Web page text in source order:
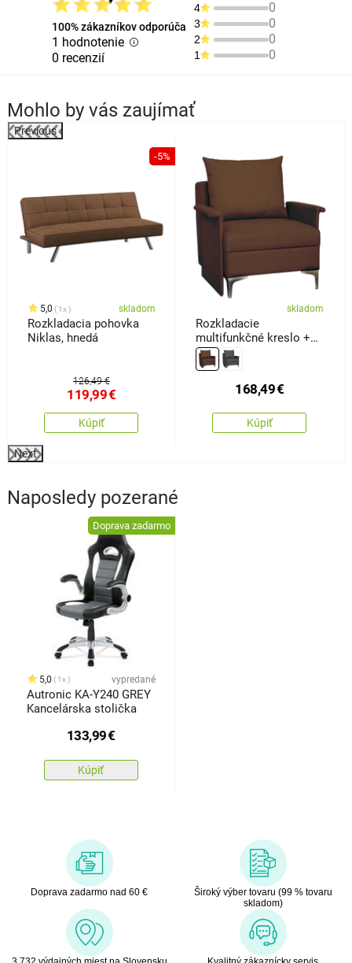
100% zákazníkov odporúča
1 hodnotenie
0 recenzií
4 0
3 0
2 0
1 0
Mohlo by vás zaujímať
Previous
-5%
5,0 1x skladom
Rozkladacia pohovka
Niklas, hnedá
126,49 €
119,99€
Kúpiť
skladom
Rozkladacie
multifunkčné kreslo +
posteľ Baron,hnedá
168,49€
Kúpiť
Next
Naposledy pozerané
Doprava zadarmo
5,0 1x vypredané
Autronic KA-Y240 GREY
Kancelárska stolička
133,99€
Kúpiť
Doprava zadarmo nad 60 €
Široký výber tovaru (99 % tovaru
skladom)